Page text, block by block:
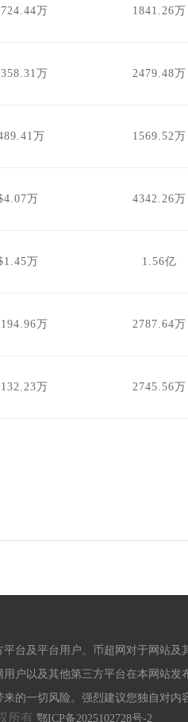
万 1841.26万
万 2479.48万
万 1569.52万
万 4342.26万
万 1.56亿
万 2787.64万
万 2745.56万
台及平台用户。币超网对于网站及
户以及其他第三方平台在本网站发
的一切风险。强烈建议您独自对内
所有 鄂ICP备2025102728号-2